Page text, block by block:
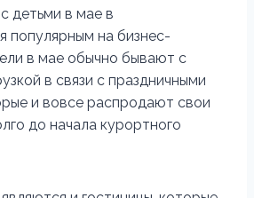
детьми в мае в
популярным на бизнес-
в мае обычно бывают с
в связи с праздничными
и вовсе распродают свои
до начала курортного